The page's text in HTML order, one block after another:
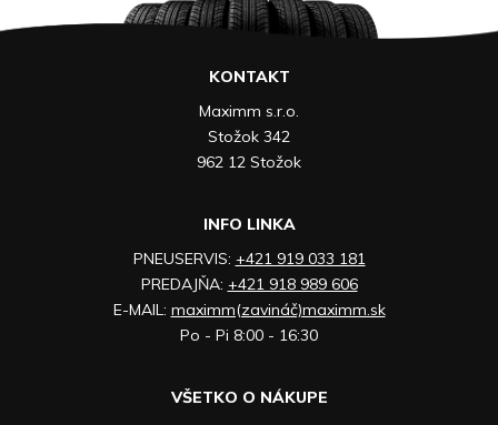
KONTAKT
Maximm s.r.o.
Stožok 342
962 12 Stožok
INFO LINKA
PNEUSERVIS: +421 919 033 181
PREDAJŇA: +421 918 989 606
E-MAIL: maximm(zavináč)maximm.sk
Po - Pi 8:00 - 16:30
VŠETKO O NÁKUPE